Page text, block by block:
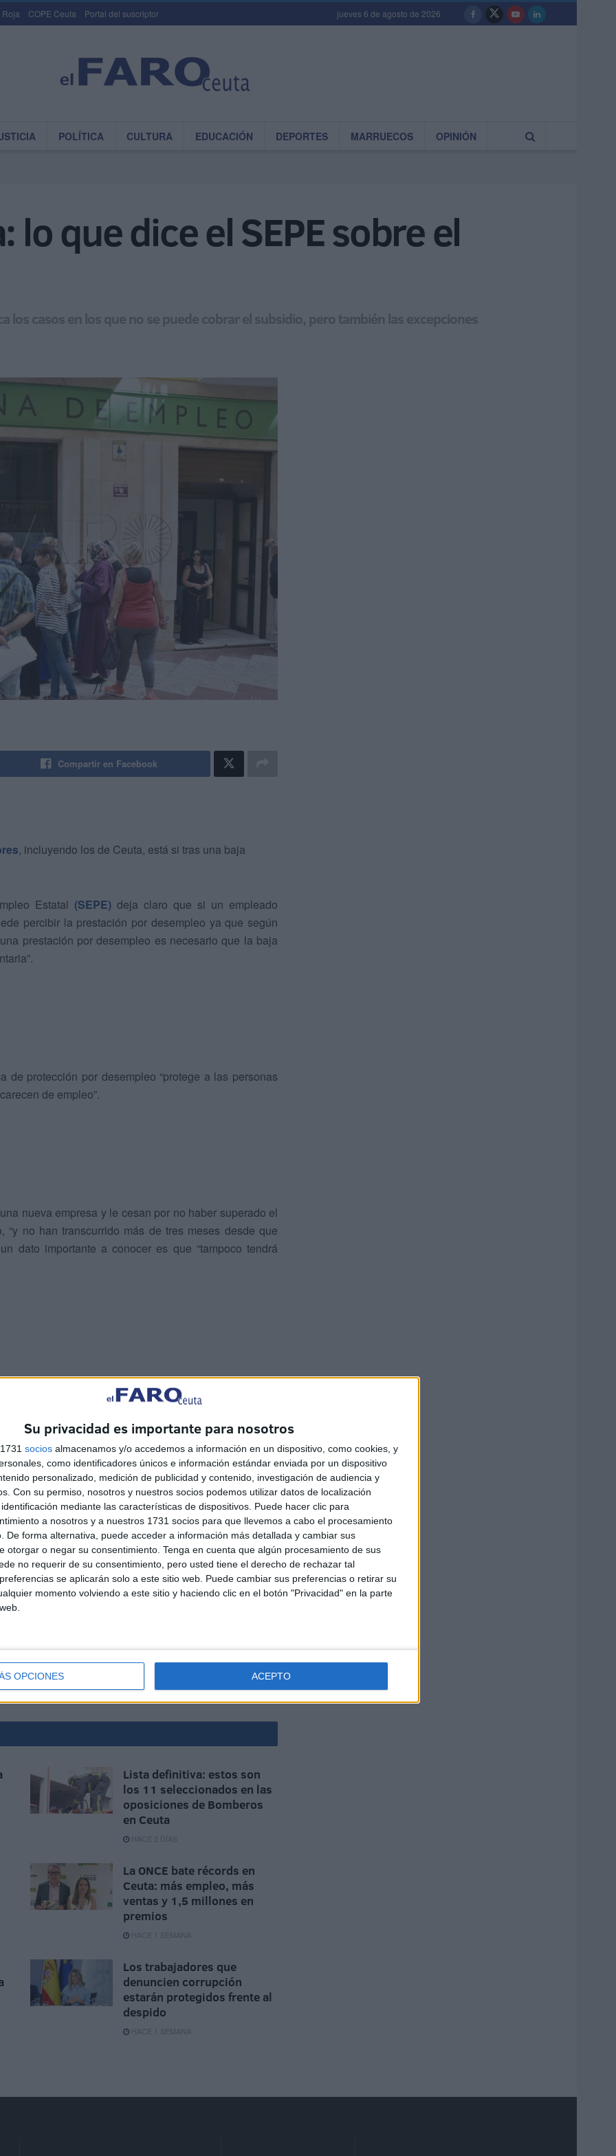
Su privacidad es importante para nosotros
socios almacenamos y/o accedemos a información en un dispositivo, como cookies, y
como identificadores únicos e información estándar enviada por un dispositivo
personalizado, medición de publicidad y contenido, investigación de audiencia y
Con su permiso, nosotros y nuestros socios podemos utilizar datos de localización
mediante las características de dispositivos. Puede hacer clic para
a nosotros y a nuestros 1731 socios para que llevemos a cabo el procesamiento
De forma alternativa, puede acceder a información más detallada y cambiar sus
otorgar o negar su consentimiento. Tenga en cuenta que algún procesamiento de sus
no requerir de su consentimiento, pero usted tiene el derecho de rechazar tal
se aplicarán solo a este sitio web. Puede cambiar sus preferencias o retirar su
momento volviendo a este sitio y haciendo clic en el botón "Privacidad" en la parte
OPCIONES ACEPTO
Roja COPE Ceuta Portal del suscriptor jueves 6 de agosto de 2026
POLÍTICA CULTURA EDUCACIÓN DEPORTES MARRUECOS OPINIÓN
que dice el SEPE sobre el
los casos en los que no se puede cobrar el subsidio, pero también las excepciones
Compartir en Facebook
, incluyendo los de Ceuta, está si tras una baja
Estatal (SEPE) deja claro que si un empleado
percibir la prestación por desempleo ya que según
prestación por desempleo es necesario que la baja
protección por desempleo “protege a las personas
de empleo”.
nueva empresa y le cesan por no haber superado el
no han transcurrido más de tres meses desde que
dato importante a conocer es que “tampoco tendrá
cobrar el paro
mismo trabajador logra incorporarse a otro puesto
de prueba por decisión de la empresa, pero han
entonces esta persona sí tendrá derecho a una
tomar en cuenta una serie de requisitos.
que en cada caso se suele hacer un análisis
permitan establecer de manera fundada la
por si se pretende acceder a la prestación por
Empleo Estatal (SEPE)
Lista definitiva: estos son
los 11 seleccionados en las
oposiciones de Bomberos
en Ceuta
HACE 2 DÍAS
La ONCE bate récords en
Ceuta: más empleo, más
ventas y 1,5 millones en
premios
HACE 1 SEMANA
Los trabajadores que
denuncien corrupción
estarán protegidos frente al
despido
HACE 1 SEMANA